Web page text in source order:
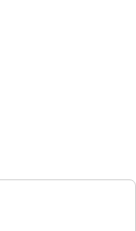
conducteur des